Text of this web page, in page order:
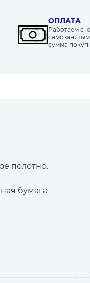
ОПЛАТА
Работаем с
сумма
полотно.
бумага